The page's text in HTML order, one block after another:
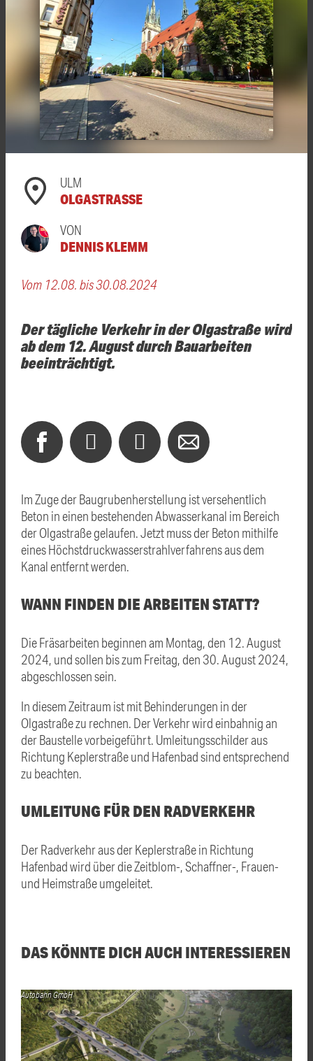
ULM
OLGASTRASSE
VON
DENNIS KLEMM
Vom 12.08. bis 30.08.2024
Der tägliche Verkehr in der Olgastraße wird
ab dem 12. August durch Bauarbeiten
beeinträchtigt.
Im Zuge der Baugrubenherstellung ist versehentlich
Beton in einen bestehenden Abwasserkanal im Bereich
der Olgastraße gelaufen. Jetzt muss der Beton mithilfe
eines Höchstdruckwasserstrahlverfahrens aus dem
Kanal entfernt werden.
WANN FINDEN DIE ARBEITEN STATT?
Die Fräsarbeiten beginnen am Montag, den 12. August
2024, und sollen bis zum Freitag, den 30. August 2024,
abgeschlossen sein.
In diesem Zeitraum ist mit Behinderungen in der
Olgastraße zu rechnen. Der Verkehr wird einbahnig an
der Baustelle vorbeigeführt. Umleitungsschilder aus
Richtung Keplerstraße und Hafenbad sind entsprechend
zu beachten.
UMLEITUNG FÜR DEN RADVERKEHR
Der Radverkehr aus der Keplerstraße in Richtung
Hafenbad wird über die Zeitblom-, Schaffner-, Frauen-
und Heimstraße umgeleitet.
DAS KÖNNTE DICH AUCH INTERESSIEREN
Autobahn GmbH